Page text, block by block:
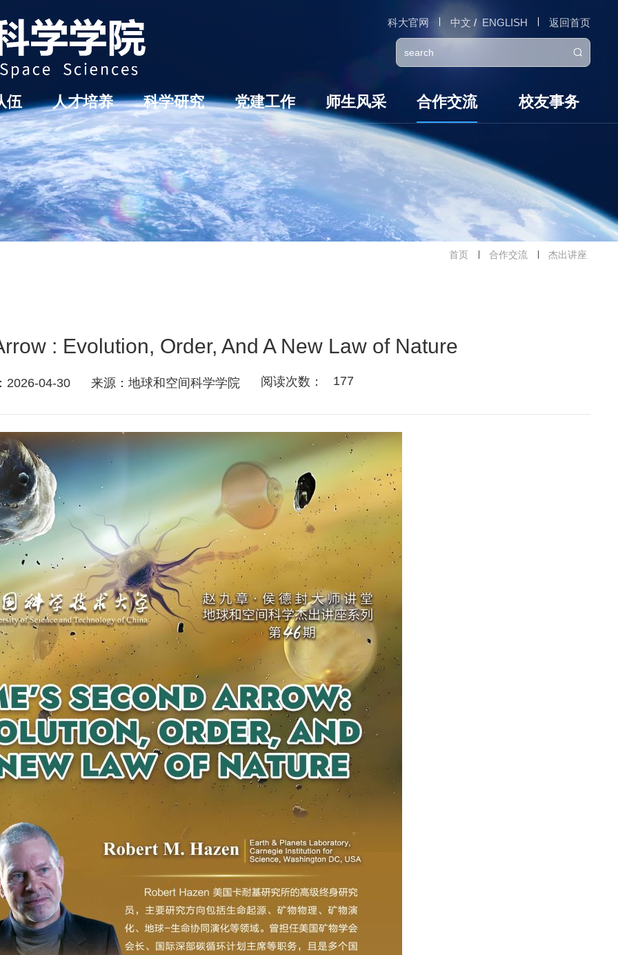
科大官网 中文 / ENGLISH 返回首页

伍 人才培养 科学研究 党建工作 师生风采 合作交流 校友事务
首页 合作交流 杰出讲座
: Evolution, Order, And A New Law of Nature
2026-04-30 来源：地球和空间科学学院 阅读次数： 177